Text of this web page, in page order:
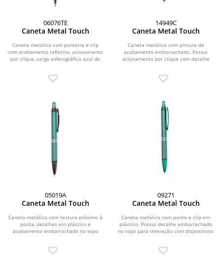
06076TE
Caneta Metal Touch
Caneta metálica com ponteira e clip
com acabamento refletivo, acionamento
por clique, carga esferográfica azul de
14949C
Caneta Metal Touch
Caneta metálica com pintura de
acabamento emborrachado. Possui
acionamento por clique com detalhe
05019A
Caneta Metal Touch
Caneta metálica com textura próximo à
ponta, detalhes em plástico e
acabamento emborrachado no topo
09271
Caneta Metal Touch
Caneta metálica com ponta e clip em
plástico. Possui detalhe emborrachado
no topo para interação com dispositivos